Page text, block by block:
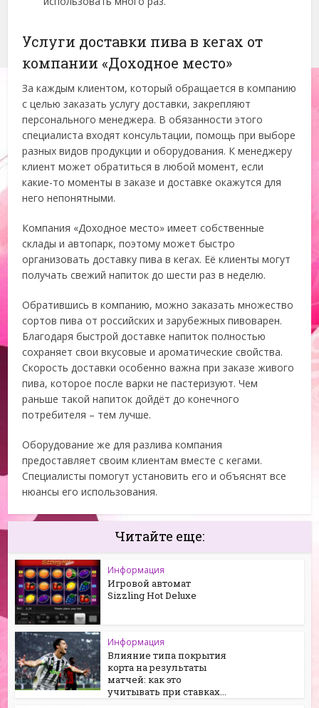
Услуги доставки пива в кегах от
компании «Доходное место»
За каждым клиентом, который обращается в компанию
с целью заказать услугу доставки, закрепляют
персонального менеджера. В обязанности этого
специалиста входят консультации, помощь при выборе
разных видов продукции и оборудования. К менеджеру
клиент может обратиться в любой момент, если
какие-то моменты в заказе и доставке окажутся для
него непонятными.
Компания «Доходное место» имеет собственные
склады и автопарк, поэтому может быстро
организовать доставку пива в кегах. Её клиенты могут
получать свежий напиток до шести раз в неделю.
Обратившись в компанию, можно заказать множество
сортов пива от российских и зарубежных пивоварен.
Благодаря быстрой доставке напиток полностью
сохраняет свои вкусовые и ароматические свойства.
Скорость доставки особенно важна при заказе живого
пива, которое после варки не пастеризуют. Чем
раньше такой напиток дойдёт до конечного
потребителя – тем лучше.
Оборудование же для разлива компания
предоставляет своим клиентам вместе с кегами.
Специалисты помогут установить его и объяснят все
нюансы его использования.
Читайте еще:
Информация
Игровой автомат
Sizzling Hot Deluxe
Информация
Влияние типа покрытия
корта на результаты
матчей: как это
учитывать при ставках...